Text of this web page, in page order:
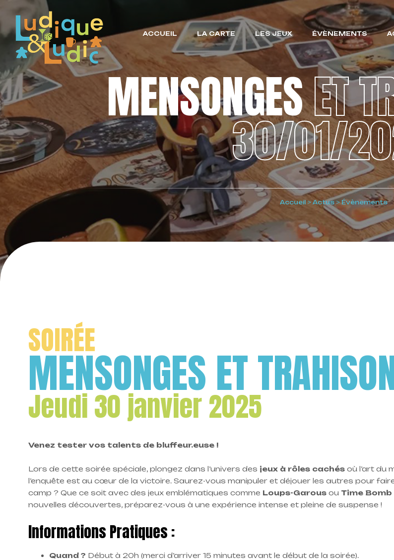
ACCUEIL LA CARTE LES JEUX ÉVÈNEMENTS
MENSONGESET
30/01/
Accueil> Actus>Évènements
SOIRÉE
MENSONGES ET
Jeudi 30 janvier 2025
Venez tester vos talents de bluffeur.euse !
Lors de cette soirée spéciale, plongez dans l’univers des jeux à rôles cachés où l’art du
l’enquête est au cœur de la victoire. Saurez-vous manipuler et déjouer les autres pour
camp ? Que ce soit avec des jeux emblématiques comme Loups-Garous ou Time Bomb
nouvelles découvertes, préparez-vous à une expérience intense et pleine de suspense !
Informations Pratiques :
Quand ? Début à 20h (merci d’arriver 15 minutes avant le début de la soirée).